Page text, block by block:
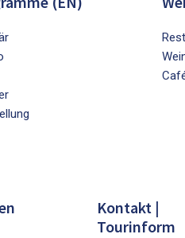
Kontakt |
Tourinform